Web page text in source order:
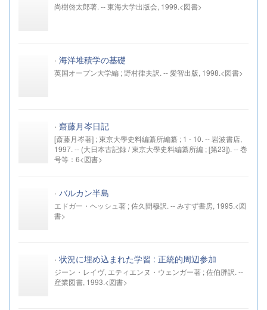
尚樹啓太郎著. -- 東海大学出版会, 1999.<図書>
· 海洋堆積学の基礎
英国オープン大学編 ; 野村律夫訳. -- 愛智出版, 1998.<図書>
· 齋藤月岑日記
[斎藤月岑著] ; 東京大學史料編纂所編纂 ; 1 - 10. -- 岩波書店,
1997. -- (大日本古記録 / 東京大學史料編纂所編 ; [第23]). -- 巻
号等：6<図書>
· バルカン半島
エドガー・ヘッシュ著 ; 佐久間穆訳. -- みすず書房, 1995.<図
書>
· 状況に埋め込まれた学習 : 正統的周辺参加
ジーン・レイヴ, エティエンヌ・ウェンガー著 ; 佐伯胖訳. --
産業図書, 1993.<図書>